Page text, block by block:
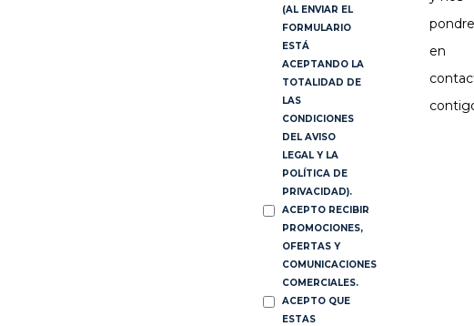
(AL ENVIAR EL
FORMULARIO
ESTÁ
ACEPTANDO LA
TOTALIDAD DE
LAS
CONDICIONES
DEL AVISO
LEGAL Y LA
POLÍTICA DE
PRIVACIDAD).
ACEPTO RECIBIR
PROMOCIONES,
OFERTAS Y
COMUNICACIONES
COMERCIALES.
ACEPTO QUE
ESTAS
en